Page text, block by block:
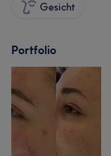
Gesicht
Portfolio